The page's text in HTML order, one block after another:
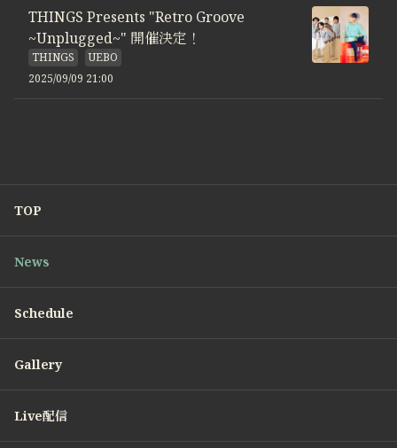
THINGS Presents "Retro Groove
~Unplugged~" 開催決定！
THINGS
UEBO
2025/09/09 21:00
TOP
News
Schedule
Gallery
Live配信